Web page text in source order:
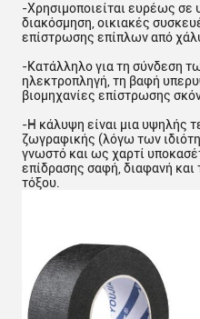
-Χρησιμοποιείται ευρέως σε
διακόσμηση, οικιακές
επίστρωσης επίπλων από
-Κατάλληλο για τη σύνδεση
ηλεκτροπληγή, τη βαφή
βιομηχανίες επίστρωσης
-Η κάλυψη είναι μια υψηλής
ζωγραφικής (λόγω των
γνωστό και ως χαρτί
επίδρασης σαφή, διαφανή
τόξου.